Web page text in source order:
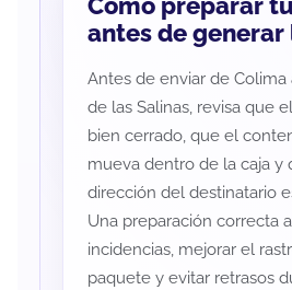
Cómo preparar
antes de generar
Antes de enviar de Colima
de las Salinas, revisa que
bien cerrado, que el
mueva dentro de la caja y
dirección del destinatario
Una preparación correcta
incidencias, mejorar el
paquete y evitar retrasos